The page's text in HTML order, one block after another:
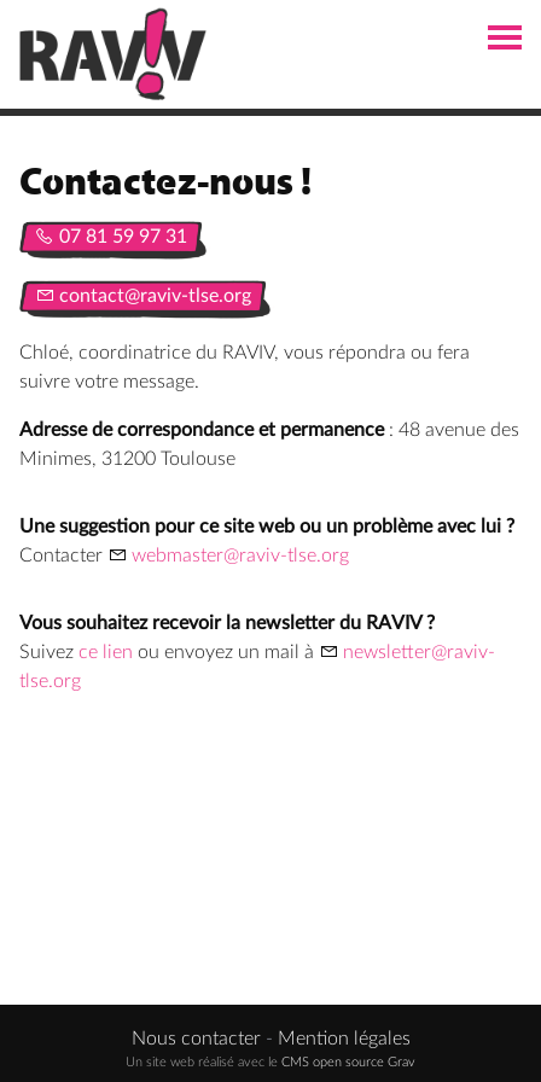
Contactez-nous !
07 81 59 97 31
contact@raviv-tlse.org
contact@raviv-tlse.org
Chloé, coordinatrice du RAVIV, vous répondra ou fera
suivre votre message.
Adresse de correspondance et permanence: 48 avenue des
Minimes, 31200 Toulouse
Une suggestion pour ce site web ou un problème avec lui ?
Contacter
webmaster@raviv-tlse.org
Vous souhaitez recevoir la newsletter du RAVIV ?
Suivez ce lien ou envoyez un mail à
newsletter@raviv-
tlse.org
Nous contacter- Mention légales
Un site web réalisé avec le CMS open source Grav